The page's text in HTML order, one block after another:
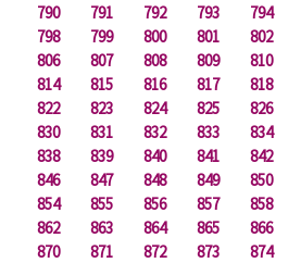
790
791 792 793 794
798
799 800 801 802
806
807 808 809 810
814
815 816 817 818
822
823 824 825 826
830
831 832 833 834
838
839 840 841 842
846
847 848 849 850
854
855 856 857 858
862
863 864 865 866
870
871 872 873 874